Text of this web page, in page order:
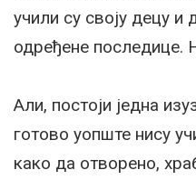
учили су своју децу
одређене последице.
Али, постоји једна
готово уопште нису
како да отворено,